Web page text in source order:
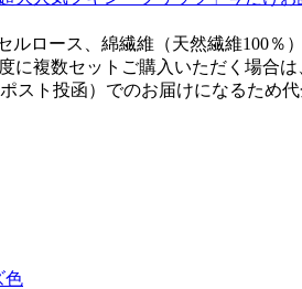
ロース、綿繊維（天然繊維100％
複数セットご購入いただく場合
ト投函）でのお届けになるため代
色